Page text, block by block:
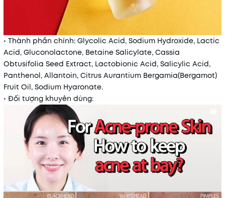
• Thành phần chính: Glycolic Acid, Sodium Hydroxide, Lactic
Acid, Gluconolactone, Betaine Salicylate, Cassia
Obtusifolia Seed Extract, Lactobionic Acid, Salicylic Acid,
Panthenol, Allantoin, Citrus Aurantium Bergamia(Bergamot)
Fruit Oil, Sodium Hyaronate.
• Đối tượng khuyên dùng: